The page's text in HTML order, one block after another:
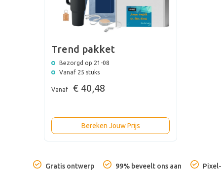
Trend pakket
Bezorgd op 21-08
Vanaf 25 stuks
Vanaf € 40,48
Bereken Jouw Prijs
Gratis ontwerp 99% beveelt ons aan